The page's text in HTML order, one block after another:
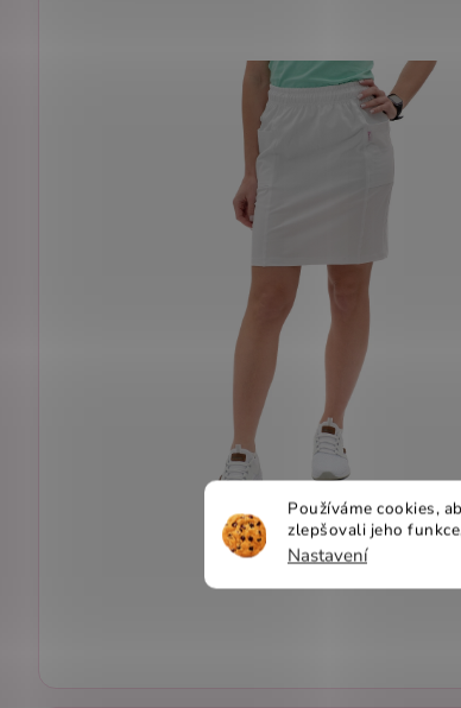
Používáme cookies,
zlepšovali jeho
Nastavení